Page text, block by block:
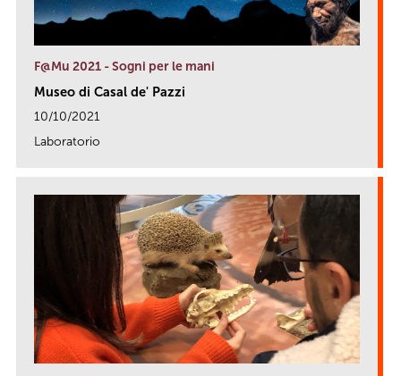
F@Mu 2021 - Sogni per le mani
Museo di Casal de' Pazzi
10/10/2021
Laboratorio